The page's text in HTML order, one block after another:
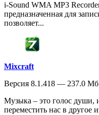
i-Sound WMA MP3
предназначенная для
позволяет...
Mixcraft
Версия 8.1.418 — 237.0 Мб
Музыка – это голос души,
переместить нас в другое